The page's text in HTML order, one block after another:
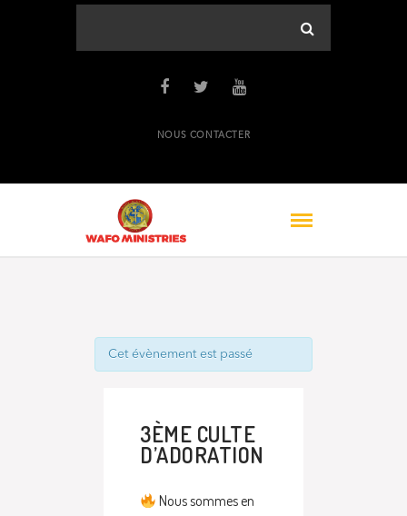
NOUS CONTACTER
Cet évènement est passé
3ÈME CULTE
D’ADORATION
Nous sommes en